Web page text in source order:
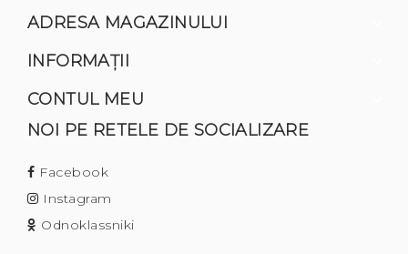
ADRESA MAGAZINULUI
INFORMAŢII
CONTUL MEU
NOI PE RETELE DE SOCIALIZARE
Facebook
Instagram
Odnoklassniki